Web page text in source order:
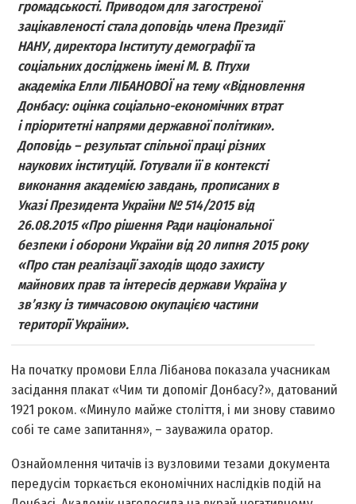
громадськості. Приводом для загостреної
зацікавленості стала доповідь члена Президії
НАНУ, директора Інституту демографії та
соціальних досліджень імені М. В. Птухи
академіка Елли ЛІБАНОВОЇ на тему «Відновлення
Донбасу: оцінка соціально-економічних втрат
і пріоритетні напрями державної політики».
Доповідь – результат спільної праці різних
наукових інституцій. Готували її в контексті
виконання академією завдань, прописаних в
Указі Президента України № 514/2015 від
26.08.2015 «Про рішення Ради національної
безпеки і оборони України від 20 липня 2015 року
«Про стан реалізації заходів щодо захисту
майнових прав та інтересів держави Україна у
зв’язку із тимчасовою окупацією частини
території України».
На початку промови Елла Лібанова показала учасникам
засідання плакат «Чим ти допоміг Донбасу?», датований
1921 роком. «Минуло майже століття, і ми знову ставимо
собі те саме запитання», – зауважила оратор.
Ознайомлення читачів із вузловими тезами документа
передусім торкається економічних наслідків подій на